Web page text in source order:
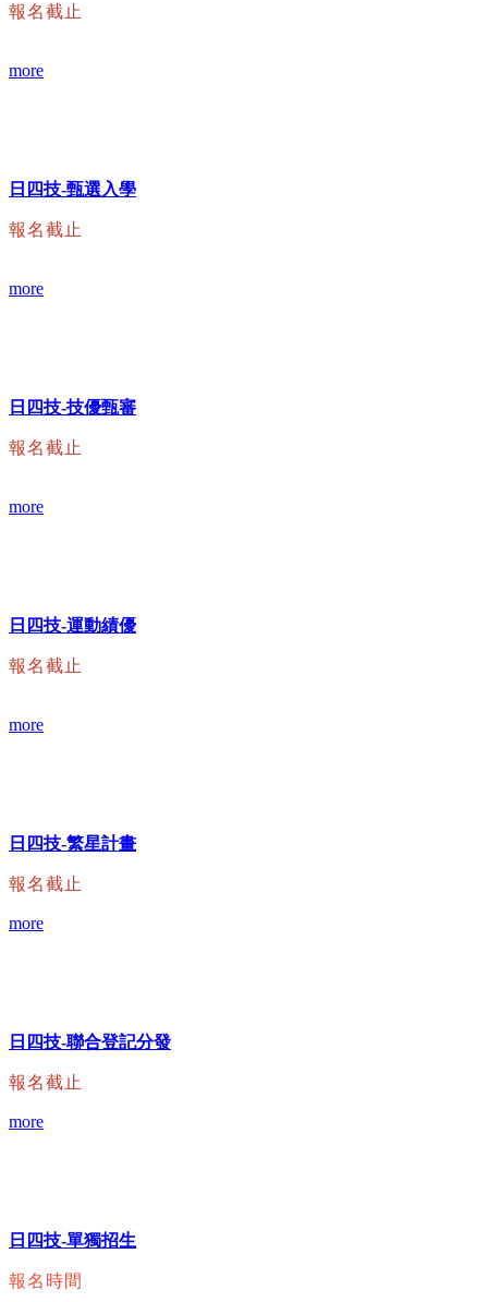
報名截止
more
日四技-甄選入學
報名截止
more
日四技-技優甄審
報名截止
more
日四技-運動績優
報名截止
more
日四技-繁星計畫
報名截止
more
日四技-聯合登記分發
報名截止
more
日四技-單獨招生
報名時間